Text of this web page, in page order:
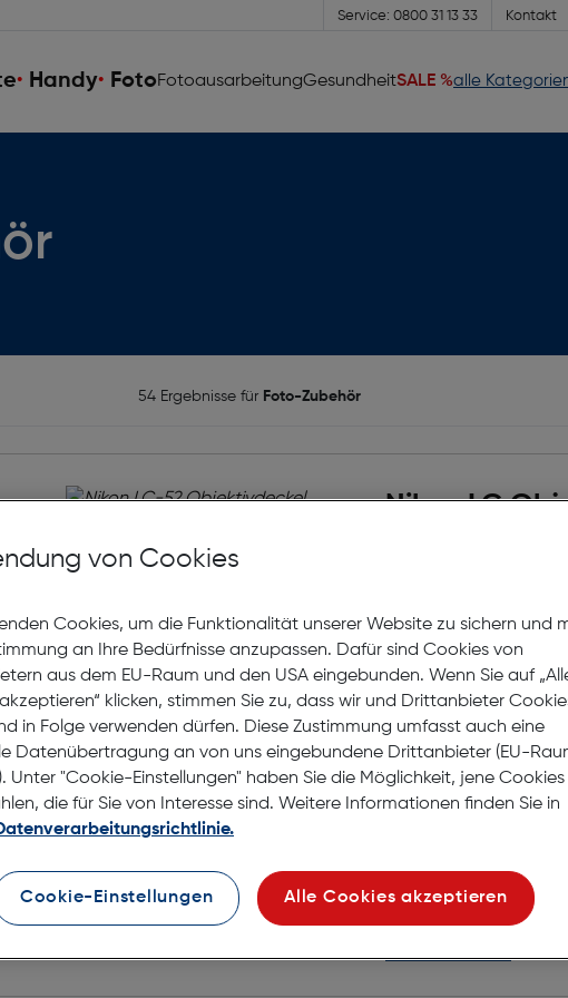
Service: 0800 31 13 33 Kontakt
Handy FotoFotoausarbeitungGesundheitSALE %alle
54 Ergebnisse für Foto-Zubehör
Nikon LC
€ 17,95
in den Warenkorb
Nikon NC Filter
Lagernd | 6 bis 8
€ 49,99
in den Warenkorb
von Cookies
Cookies, um die Funktionalität unserer Website zu sichern und
an Ihre Bedürfnisse anzupassen. Dafür sind Cookies von
aus dem EU-Raum und den USA eingebunden. Wenn Sie auf
klicken, stimmen Sie zu, dass wir und Drittanbieter
in Folge verwenden dürfen. Diese Zustimmung umfasst auch eine
Datenübertragung an von uns eingebundene Drittanbieter (EU-
Unter "Cookie-Einstellungen" haben Sie die Möglichkeit, jene Cookies
die für Sie von Interesse sind. Weitere Informationen finden Sie in
Cookie-Einstellungen Alle Cookies akzeptieren